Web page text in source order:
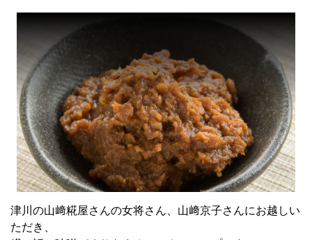
津川の山﨑糀屋さんの女将さん、山﨑京子さんにお越しい
ただき、